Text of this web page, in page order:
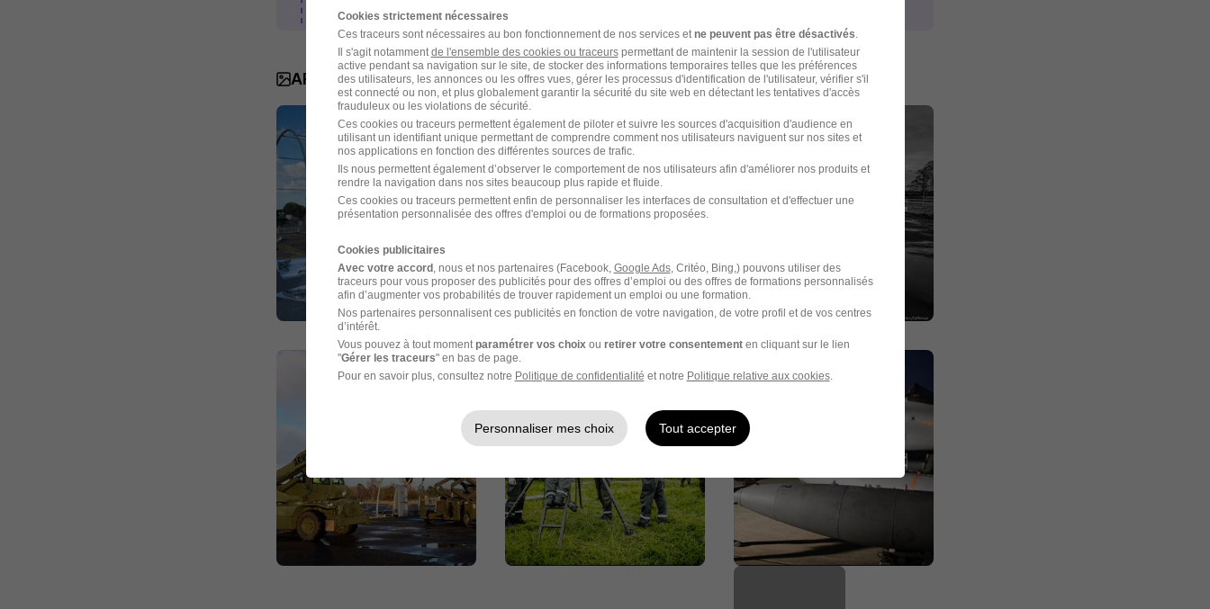
ARMEE DE L'AIR ET DE L'ESPACE en images
Cookies strictement nécessaires
Ces traceurs sont nécessaires au bon fonctionnement de nos services et ne peuvent pas être désactivés
Il s'agit notamment de l'ensemble des cookies ou traceurspermettant de maintenir la session de l'utilisateur
active pendant sa navigation sur le site, de stocker des informations temporaires telles que les préférences
des utilisateurs, les annonces ou les offres vues, gérer les processus d'identification de l'utilisateur, vérifier s'il
est connecté ou non, et plus globalement garantir la sécurité du site web en détectant les tentatives d'accès
frauduleux ou les violations de sécurité.
Ces cookies ou traceurs permettent également de piloter et suivre les sources d'acquisition d'audience en
utilisant un identifiant unique permettant de comprendre comment nos utilisateurs naviguent sur nos sites et
nos applications en fonction des différentes sources de trafic.
Ils nous permettent également d’observer le comportement de nos utilisateurs afin d'améliorer nos produits et
rendre la navigation dans nos sites beaucoup plus rapide et fluide.
Ces cookies ou traceurs permettent enfin de personnaliser les interfaces de consultation et d'effectuer une
présentation personnalisée des offres d'emploi ou de formations proposées.
Cookies publicitaires
Avec votre accord, nous et nos partenaires (Facebook, Google Ads, Critéo, Bing,) pouvons utiliser des
traceurs pour vous proposer des publicités pour des offres d’emploi ou des offres de formations personnalisés
afin d’augmenter vos probabilités de trouver rapidement un emploi ou une formation.
Nos partenaires personnalisent ces publicités en fonction de votre navigation, de votre profil et de vos centres
d’intérêt.
Vous pouvez à tout moment paramétrer vos choix ou retirer votre consentementen cliquant sur le lien
"Gérer les traceurs" en bas de page.
Pour en savoir plus, consultez notre Politique de confidentialité et notre Politique relative aux cookies.
Personnaliser mes choix Tout accepter